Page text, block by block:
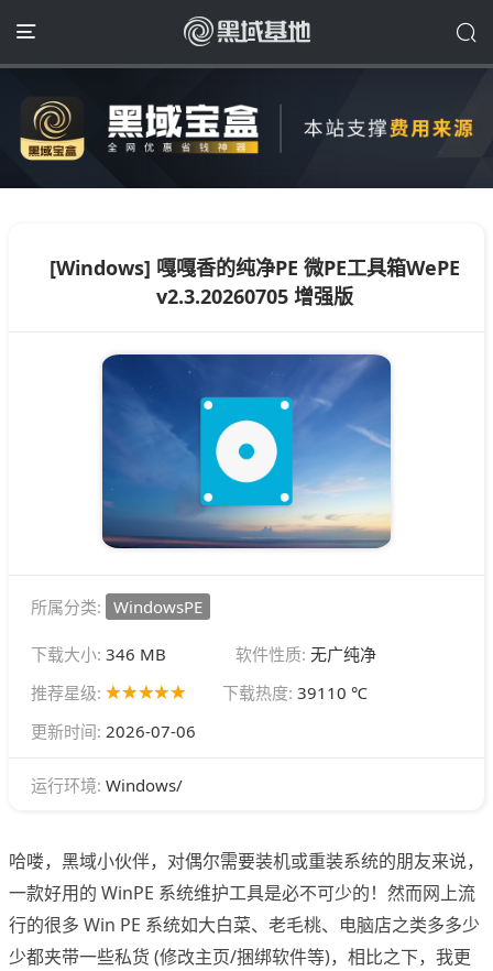
[Windows] 嘎嘎香的纯净PE 微PE工具箱WePE
v2.3.20260705 增强版
所属分类: WindowsPE
下载大小: 346 MB 软件性质: 无广纯净
推荐星级:
下载热度: 39110 ℃
更新时间: 2026-07-06
运行环境: Windows/
哈喽，黑域小伙伴，对偶尔需要装机或重装系统的朋友来说，
一款好用的 WinPE 系统维护工具是必不可少的！然而网上流
行的很多 Win PE 系统如大白菜、老毛桃、电脑店之类多多少
少都夹带一些私货 (修改主页/捆绑软件等)，相比之下，我更